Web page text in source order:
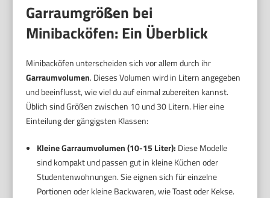
Garraumgrößen bei
Minibacköfen: Ein Überblick
Minibacköfen unterscheiden sich vor allem durch ihr
Garraumvolumen. Dieses Volumen wird in Litern angegeben
und beeinflusst, wie viel du auf einmal zubereiten kannst.
Üblich sind Größen zwischen 10 und 30 Litern. Hier eine
Einteilung der gängigsten Klassen:
Kleine Garraumvolumen (10-15 Liter): Diese Modelle
sind kompakt und passen gut in kleine Küchen oder
Studentenwohnungen. Sie eignen sich für einzelne
Portionen oder kleine Backwaren, wie Toast oder Kekse.